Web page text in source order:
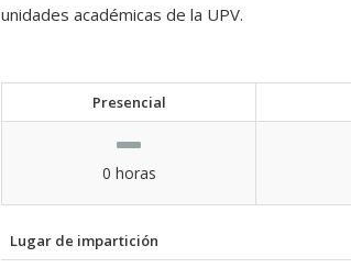
unidades académicas de la UPV.
Presencial
0 horas
Lugar de impartición